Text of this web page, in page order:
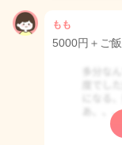
もも
5000円＋ご